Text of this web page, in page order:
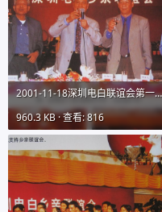
2001-11-18深圳电白联谊会第一期会刊图片01IMG_9731 (14).JPG
960.3 KB · 查看: 816